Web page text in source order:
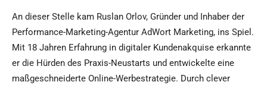
An dieser Stelle kam Ruslan Orlov, Gründer und Inhaber der
Performance-Marketing-Agentur AdWort Marketing, ins Spiel.
Mit 18 Jahren Erfahrung in digitaler Kundenakquise erkannte
er die Hürden des Praxis-Neustarts und entwickelte eine
maßgeschneiderte Online-Werbestrategie. Durch clever